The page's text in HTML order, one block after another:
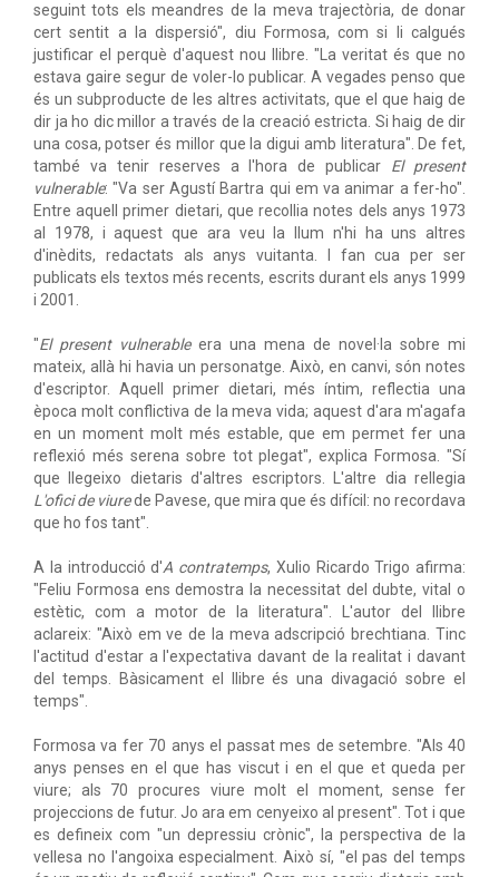
seguint tots els meandres de la meva trajectòria, de donar
cert sentit a la dispersió", diu Formosa, com si li calgués
justificar el perquè d'aquest nou llibre. "La veritat és que no
estava gaire segur de voler-lo publicar. A vegades penso que
és un subproducte de les altres activitats, que el que haig de
dir ja ho dic millor a través de la creació estricta. Si haig de dir
una cosa, potser és millor que la digui amb literatura". De fet,
també va tenir reserves a l'hora de publicar El present
vulnerable: "Va ser Agustí Bartra qui em va animar a fer-ho".
Entre aquell primer dietari, que recollia notes dels anys 1973
al 1978, i aquest que ara veu la llum n'hi ha uns altres
d'inèdits, redactats als anys vuitanta. I fan cua per ser
publicats els textos més recents, escrits durant els anys 1999
i 2001.
"El present vulnerableera una mena de novel·la sobre mi
mateix, allà hi havia un personatge. Això, en canvi, són notes
d'escriptor. Aquell primer dietari, més íntim, reflectia una
època molt conflictiva de la meva vida; aquest d'ara m'agafa
en un moment molt més estable, que em permet fer una
reflexió més serena sobre tot plegat", explica Formosa. "Sí
que llegeixo dietaris d'altres escriptors. L'altre dia rellegia
L'ofici de viurede Pavese, que mira que és difícil: no recordava
que ho fos tant".
A la introducció d'A contratemps, Xulio Ricardo Trigo afirma:
"Feliu Formosa ens demostra la necessitat del dubte, vital o
estètic, com a motor de la literatura". L'autor del llibre
aclareix: "Això em ve de la meva adscripció brechtiana. Tinc
l'actitud d'estar a l'expectativa davant de la realitat i davant
del temps. Bàsicament el llibre és una divagació sobre el
temps".
Formosa va fer 70 anys el passat mes de setembre. "Als 40
anys penses en el que has viscut i en el que et queda per
viure; als 70 procures viure molt el moment, sense fer
projeccions de futur. Jo ara em cenyeixo al present". Tot i que
es defineix com "un depressiu crònic", la perspectiva de la
vellesa no l'angoixa especialment. Això sí, "el pas del temps